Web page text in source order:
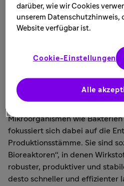
Analyseverfahren und
um die Entwicklung
Philipp Höß ist
Entwicklungsorganisation
Sanofi. Hier werden unter
Mikroorganismen wie
fokussiert sich dabei auf die
Produktionsstämme. Sie sind
Bioreaktoren“, in denen
robuster, produktiver und
desto schneller und effizienter
darüber, wie wir Cookies
unserem Datenschutzhinweis,
Website verfügbar ist.
Cookie-Einstellungen
Alle